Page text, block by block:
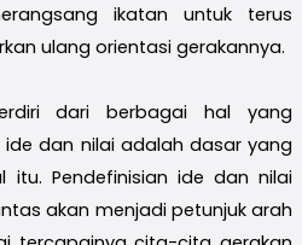
ikatan untuk terus
ulang orientasi gerakannya.
dari berbagai hal yang
dan nilai adalah dasar yang
Pendefinisian ide dan nilai
akan menjadi petunjuk arah